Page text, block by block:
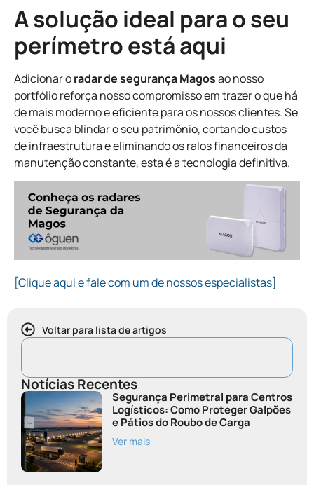
Voltar para lista de artigos
Notícias Recentes
Segurança Perimetral para Centros
Logísticos: Como Proteger Galpões
e Pátios do Roubo de Carga
Ver mais
A solução ideal para o seu
perímetro está aqui
Adicionar oradar de segurança Magosao nosso
portfólio reforça nosso compromisso em trazer o que há
de mais moderno e eficiente para os nossos clientes. Se
você busca blindar o seu patrimônio, cortando custos
de infraestrutura e eliminando os ralos financeiros da
manutenção constante, esta é a tecnologia definitiva.
[Clique aqui e fale com um de nossos especialistas]